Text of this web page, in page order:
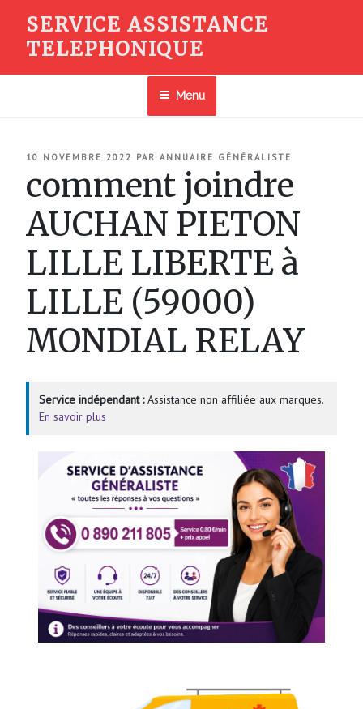
contenu
SERVICE ASSISTANCE
TELEPHONIQUE
Menu
PUBLIÉ
10 NOVEMBRE 2022 PAR ANNUAIRE GÉNÉRALISTE
comment joindre
AUCHAN PIETON
LILLE LIBERTE à
LILLE (59000)
MONDIAL RELAY
Service indépendant :Assistance non affiliée aux marques.
En savoir plus